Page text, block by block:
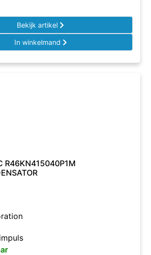
Bekijk artikel
In winkelmand
R46KN415040P1M